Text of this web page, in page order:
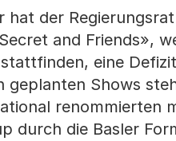
hat der
and Friends»,
stattfinden, eine
geplanten Shows
renommierten
durch die Basler